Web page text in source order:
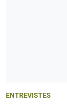
ENTREVISTES